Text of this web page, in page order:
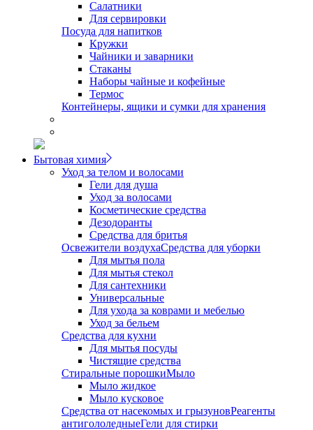
Салатники
Для сервировки
Посуда для напитков
Кружки
Чайники и заварники
Стаканы
Наборы чайные и кофейные
Термос
Контейнеры, ящики и сумки для хранения
Бытовая химия
Уход за телом и волосами
Гели для душа
Уход за волосами
Косметические средства
Дезодоранты
Средства для бритья
Освежители воздухаСредства для уборки
Для мытья пола
Для мытья стекол
Для сантехники
Универсальные
Для ухода за коврами и мебелью
Уход за бельем
Средства для кухни
Для мытья посуды
Чистящие средства
Стиральные порошкиМыло
Мыло жидкое
Мыло кусковое
Средства от насекомых и грызуновРеагенты
антигололедныеГели для стирки